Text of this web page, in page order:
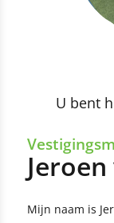
U bent
Mijn naam is